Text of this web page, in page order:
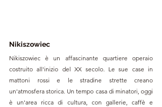
Nikiszowiec
Nikiszowiec è un affascinante quartiere operaio
costruito all'inizio del XX secolo. Le sue case in
mattoni rossi e le stradine strette creano
un'atmosfera storica. Un tempo casa di minatori, oggi
è un'area ricca di cultura, con gallerie, caffè e